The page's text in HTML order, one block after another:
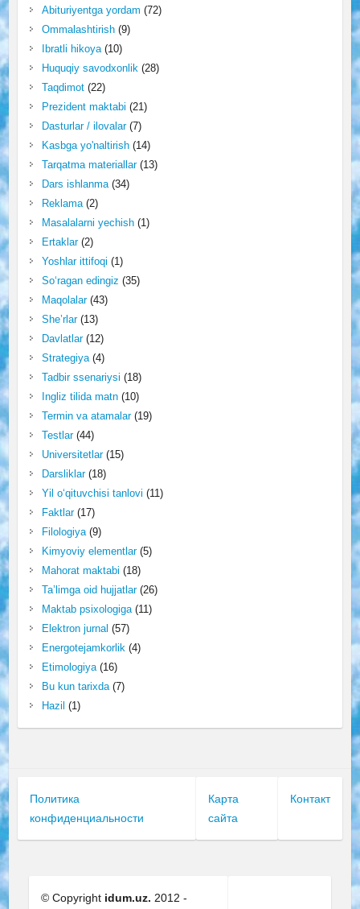
Abituriyentga yordam (72)
Ommalashtirish(9)
Ibratli hikoya(10)
Huquqiy savodxonlik (28)
Taqdimot(22)
Prezident maktabi (21)
Dasturlar / ilovalar(7)
Kasbga yo'naltirish(14)
Tarqatma materiallar(13)
Dars ishlanma(34)
Reklama(2)
Masalalarni yechish(1)
Ertaklar(2)
Yoshlar ittifoqi (1)
So‘ragan edingiz (35)
Maqolalar(43)
She’rlar(13)
Davlatlar(12)
Strategiya(4)
Tadbir ssenariysi (18)
Ingliz tilida matn(10)
Termin va atamalar(19)
Testlar(44)
Universitetlar(15)
Darsliklar(18)
Yil o‘qituvchisi tanlovi (11)
Faktlar(17)
Filologiya(9)
Kimyoviy elementlar(5)
Mahorat maktabi (18)
Ta’limga oid hujjatlar(26)
Maktab psixologiga(11)
Elektron jurnal (57)
Energotejamkorlik (4)
Etimologiya(16)
Bu kun tarixda(7)
Hazil (1)
Политика
конфиденциальности
Карта
сайта
Контакт
© Copyright idum.uz. 2012 -